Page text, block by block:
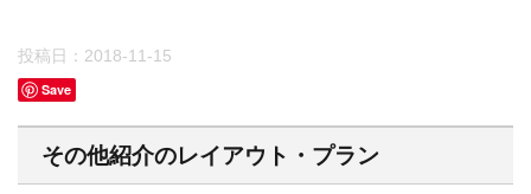
投稿日： 2018-11-15
Save
その他紹介のレイアウト・プラン